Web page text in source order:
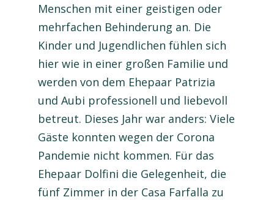
Menschen mit einer geistigen oder
mehrfachen Behinderung an. Die
Kinder und Jugendlichen fühlen sich
hier wie in einer großen Familie und
werden von dem Ehepaar Patrizia
und Aubi professionell und liebevoll
betreut. Dieses Jahr war anders: Viele
Gäste konnten wegen der Corona
Pandemie nicht kommen. Für das
Ehepaar Dolfini die Gelegenheit, die
fünf Zimmer in der Casa Farfalla zu